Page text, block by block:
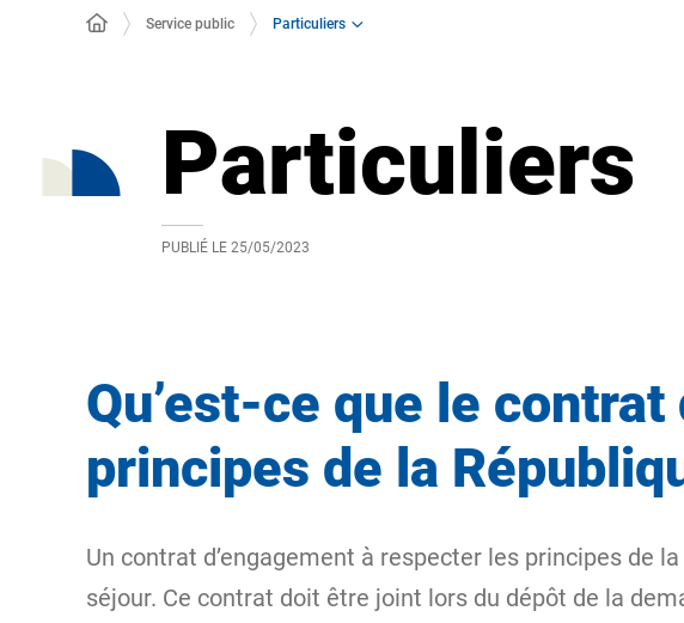
Service public Particuliers
Particuliers
PUBLIÉ LE 25/05/2023
Qu’est-ce que le
principes de la
Un contrat d’engagement à respecter les principes de
séjour. Ce contrat doit être joint lors du dépôt de la